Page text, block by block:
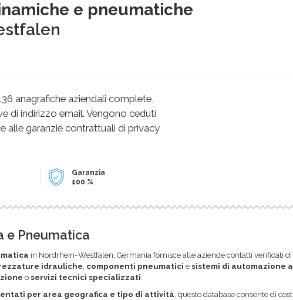
e pneumatiche
anagrafiche aziendali complete,
di indirizzo email. Vengono ceduti
alle garanzie contrattuali di privacy
Garanzia
100 %
e Pneumatica
in Nordrhein-Westfalen, Germania fornisce alle aziende contatti verificati di
idrauliche componenti pneumatici e sistemi di automazione
o servizi tecnici specializzati
per area geografica e tipo di attività , questo database consente di